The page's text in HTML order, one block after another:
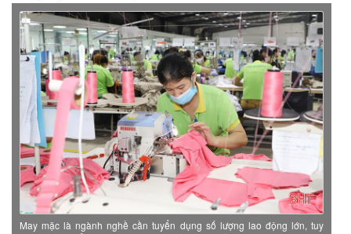
May mặc là ngành nghề cần tuyển dụng số lượng lao động lớn, tuy